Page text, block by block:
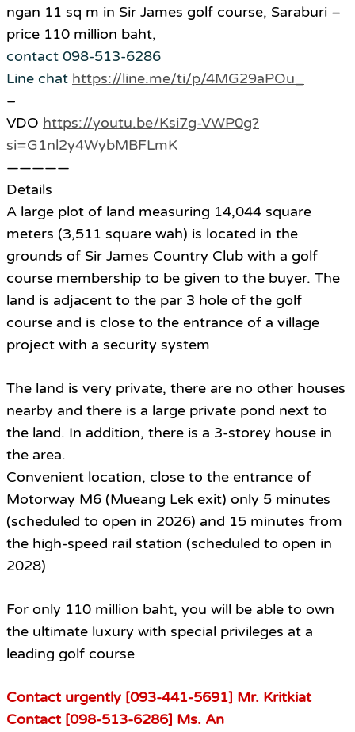
ngan 11 sq m in Sir James golf course, Saraburi –
price 110 million baht,
contact 098-513-6286
Line chat https://line.me/ti/p/4MG29aPOu_
–
VDO https://youtu.be/Ksi7g-VWP0g?
si=G1nl2y4WybMBFLmK
—————
Details
A large plot of land measuring 14,044 square
meters (3,511 square wah) is located in the
grounds of Sir James Country Club with a golf
course membership to be given to the buyer. The
land is adjacent to the par 3 hole of the golf
course and is close to the entrance of a village
project with a security system
The land is very private, there are no other houses
nearby and there is a large private pond next to
the land. In addition, there is a 3-storey house in
the area.
Convenient location, close to the entrance of
Motorway M6 (Mueang Lek exit) only 5 minutes
(scheduled to open in 2026) and 15 minutes from
the high-speed rail station (scheduled to open in
2028)
For only 110 million baht, you will be able to own
the ultimate luxury with special privileges at a
leading golf course
Contact urgently [093-441-5691] Mr. Kritkiat
Contact [098-513-6286] Ms. An